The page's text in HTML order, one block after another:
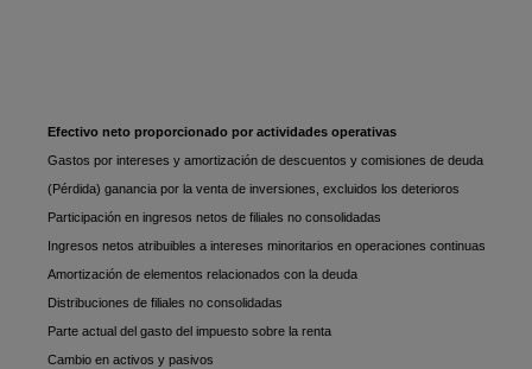
Efectivo neto proporcionado por actividades operativas
Gastos por intereses y amortización de descuentos y comisiones de deuda
(Pérdida) ganancia por la venta de inversiones, excluidos los deterioros
Participación en ingresos netos de filiales no consolidadas
Ingresos netos atribuibles a intereses minoritarios en operaciones continuas
Amortización de elementos relacionados con la deuda
Distribuciones de filiales no consolidadas
Parte actual del gasto del impuesto sobre la renta
Cambio en activos y pasivos